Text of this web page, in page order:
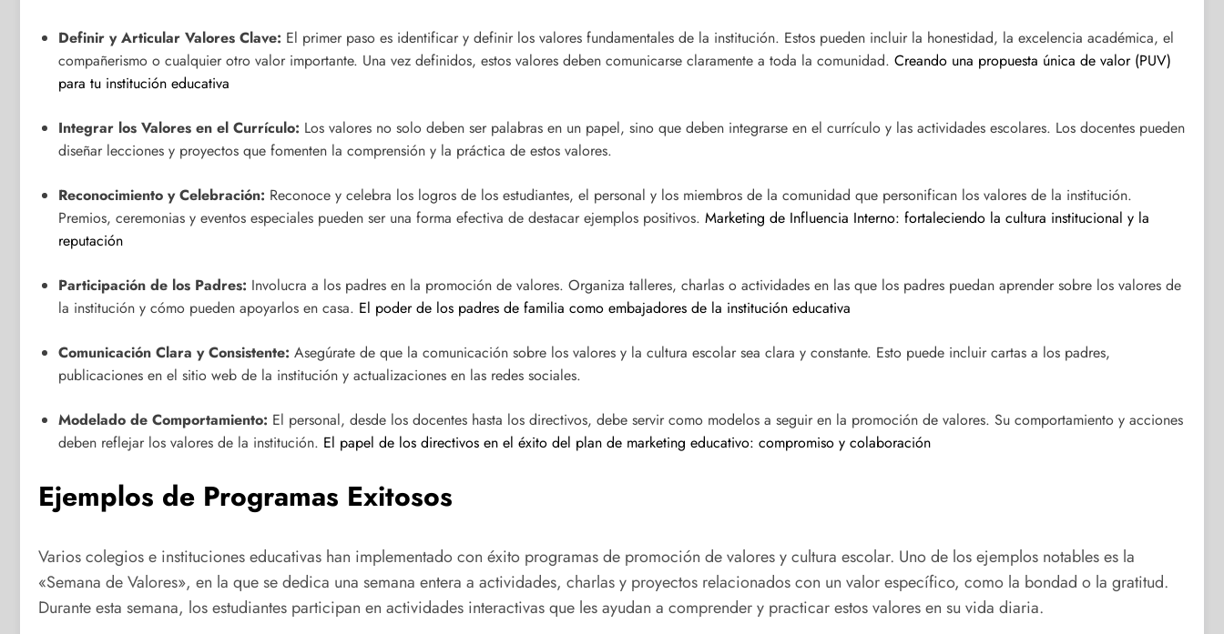
Definir y Articular Valores Clave: El primer paso es identificar y definir los valores fundamentales de la institución. Estos pueden incluir la honestidad, la excelencia académica, el
compañerismo o cualquier otro valor importante. Una vez definidos, estos valores deben comunicarse claramente a toda la comunidad. Creando una propuesta única de valor (PUV)
para tu institución educativa
Integrar los Valores en el Currículo: Los valores no solo deben ser palabras en un papel, sino que deben integrarse en el currículo y las actividades escolares. Los docentes pueden
diseñar lecciones y proyectos que fomenten la comprensión y la práctica de estos valores.
Reconocimiento y Celebración: Reconoce y celebra los logros de los estudiantes, el personal y los miembros de la comunidad que personifican los valores de la institución.
Premios, ceremonias y eventos especiales pueden ser una forma efectiva de destacar ejemplos positivos. Marketing de Influencia Interno: fortaleciendo la cultura institucional y la
reputación
Participación de los Padres: Involucra a los padres en la promoción de valores. Organiza talleres, charlas o actividades en las que los padres puedan aprender sobre los valores de
la institución y cómo pueden apoyarlos en casa. El poder de los padres de familia como embajadores de la institución educativa
Comunicación Clara y Consistente: Asegúrate de que la comunicación sobre los valores y la cultura escolar sea clara y constante. Esto puede incluir cartas a los padres,
publicaciones en el sitio web de la institución y actualizaciones en las redes sociales.
Modelado de Comportamiento: El personal, desde los docentes hasta los directivos, debe servir como modelos a seguir en la promoción de valores. Su comportamiento y acciones
deben reflejar los valores de la institución. El papel de los directivos en el éxito del plan de marketing educativo: compromiso y colaboración
Ejemplos de Programas Exitosos
Varios colegios e instituciones educativas han implementado con éxito programas de promoción de valores y cultura escolar. Uno de los ejemplos notables es la
«Semana de Valores», en la que se dedica una semana entera a actividades, charlas y proyectos relacionados con un valor específico, como la bondad o la gratitud.
Durante esta semana, los estudiantes participan en actividades interactivas que les ayudan a comprender y practicar estos valores en su vida diaria.